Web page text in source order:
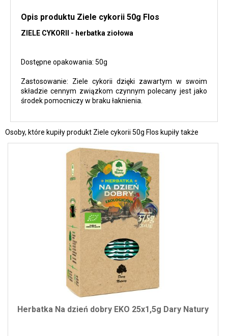
Opis produktu Ziele cykorii 50g Flos
ZIELE CYKORII - herbatka ziołowa
Dostępne opakowania: 50g
Zastosowanie: Ziele cykorii dzięki zawartym w swoim
składzie cennym związkom czynnym polecany jest jako
środek pomocniczy w braku łaknienia.
Osoby, które kupiły produkt Ziele cykorii 50g Flos kupiły także
Herbatka Na dzień dobry EKO 25x1,5g Dary Natury